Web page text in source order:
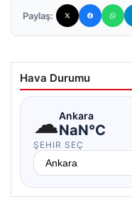
Paylaş:
Hava Durumu
☁Ankara
NaN°C
ŞEHIR SEÇ